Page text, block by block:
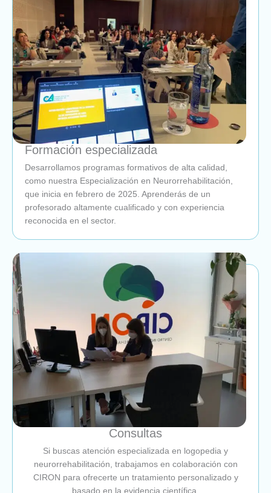
Formación especializada
Desarrollamos programas formativos de alta calidad,
como nuestra Especialización en Neurorrehabilitación,
que inicia en febrero de 2025. Aprenderás de un
profesorado altamente cualificado y con experiencia
reconocida en el sector.
Consultas
Si buscas atención especializada en logopedia y
neurorrehabilitación, trabajamos en colaboración con
CIRON para ofrecerte un tratamiento personalizado y
basado en la evidencia científica.